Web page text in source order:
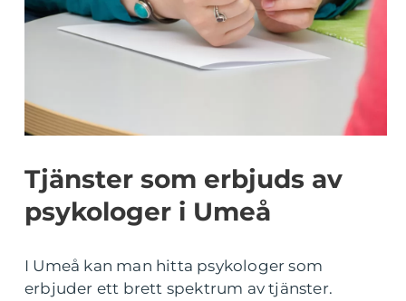
Tjänster som erbjuds av
psykologer i Umeå
I Umeå kan man hitta psykologer som
erbjuder ett brett spektrum av tjänster.